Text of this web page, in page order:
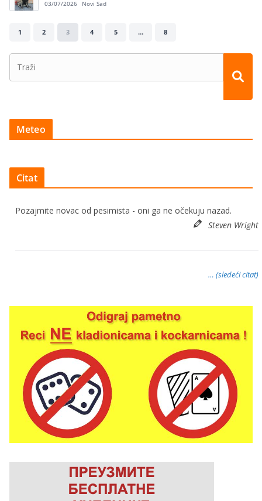
03/07/2026 Novi Sad
1 2 3 4 5 … 8
Meteo
Citat
Pozajmite novac od pesimista - oni ga ne očekuju nazad.
Steven Wright
… (sledeći citat)